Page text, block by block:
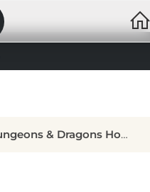
Dungeons & Dragons How Not To Get Eaten By Owlbears